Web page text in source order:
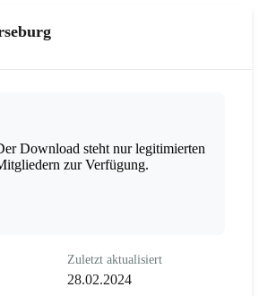
Download steht nur legitimierten
zur Verfügung.
Zuletzt aktualisiert
28.02.2024